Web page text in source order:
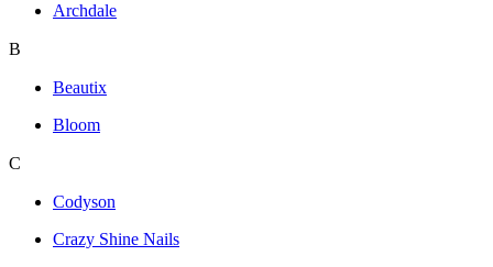
Archdale
B
Beautix
Bloom
C
Codyson
Crazy Shine Nails